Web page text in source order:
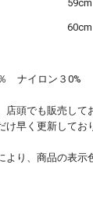
59cm
60cm
％ ナイロン３
店頭でも販売して
け早く更新して
より、商品の表